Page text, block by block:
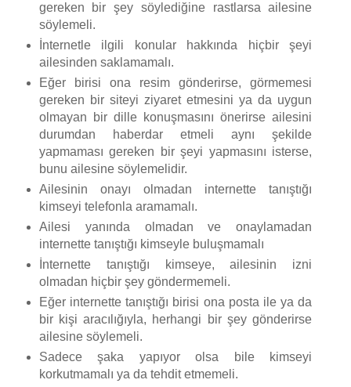
gereken bir şey söylediğine rastlarsa ailesine
söylemeli.
İnternetle ilgili konular hakkında hiçbir şeyi
ailesinden saklamamalı.
Eğer birisi ona resim gönderirse, görmemesi
gereken bir siteyi ziyaret etmesini ya da uygun
olmayan bir dille konuşmasını önerirse ailesini
durumdan haberdar etmeli aynı şekilde
yapmaması gereken bir şeyi yapmasını isterse,
bunu ailesine söylemelidir.
Ailesinin onayı olmadan internette tanıştığı
kimseyi telefonla aramamalı.
Ailesi yanında olmadan ve onaylamadan
internette tanıştığı kimseyle buluşmamalı
İnternette tanıştığı kimseye, ailesinin izni
olmadan hiçbir şey göndermemeli.
Eğer internette tanıştığı birisi ona posta ile ya da
bir kişi aracılığıyla, herhangi bir şey gönderirse
ailesine söylemeli.
Sadece şaka yapıyor olsa bile kimseyi
korkutmamalı ya da tehdit etmemeli.